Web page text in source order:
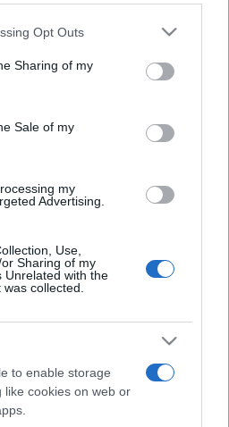
app uses one or more Google
behaviour. You may click to
and its third-party tags to
purposes in below Google
Opt Outs
Sharing of my
Sale of my
my
Advertising.
Use,
Sharing of my
Unrelated with the
was collected.
to enable storage
like cookies on web or
De önmagukban nem
egy csaknem félórás
elkészítéséhez egy ősi
kérdésével foglalkoznak
Például rámutat, hogy
kocsma van, amit Black
rasszizmus létezését
A művész az erdőben talált,
is kiállított: régi fűrészeket,
működés közben
otthona, a karibi Montserrat-